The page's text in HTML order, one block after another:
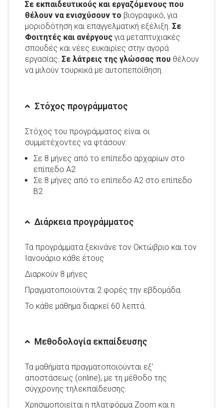
Σε εκπαιδευτικούς και εργαζόμενους που
θέλουν να ενισχύσουν το βιογραφικό, για
μοριοδότηση και επαγγελματική εξέλιξη. Σε
Φοιτητές και ανέργουςγια μεταπτυχιακές
σπουδές και νέες ευκαιρίες στην αγορά
εργασίας. Σε λάτρεις της γλώσσας που θέλουν
να μιλούν τουρκικά με αυτοπεποίθηση.
Στόχος προγράμματος
Στόχος του προγράμματος είναι οι
συμμετέχοντες να φτάσουν:
Σε 8 μήνες από το επίπεδο αρχαρίων στο
επίπεδο Α2
Σε 8 μήνες από το επίπεδο Α2 στο επίπεδο
Β2
Διάρκεια προγράμματος
Τα προγράμματα ξεκινάνε τον Οκτώβριο και τον
Ιανουάριο κάθε έτους
Διαρκούν 8 μήνες
Πραγματοποιούνται 2 φορές την εβδομάδα.
Το κάθε μάθημα διαρκεί 60 λεπτά.
Μεθοδολογία εκπαίδευσης
Τα μαθήματα πραγματοποιούνται εξ’
αποστάσεως (online), με τη μέθοδο της
σύγχρονης τηλεκπαίδευσης.
Χρησιμοποιείται η πλατφόρμα Zoom και η